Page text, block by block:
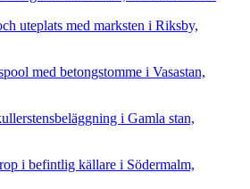
uteplats med marksten i Riksby,
med betongstomme i Vasastan,
i Gamla stan,
i befintlig källare i Södermalm,